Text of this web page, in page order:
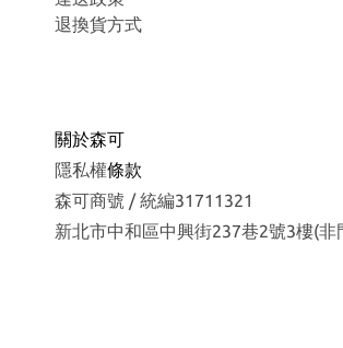
退換貨方式
關於森可
隱私權條款
森可商號 / 統編31711321
新北市中和區中興街237巷2號3樓(非